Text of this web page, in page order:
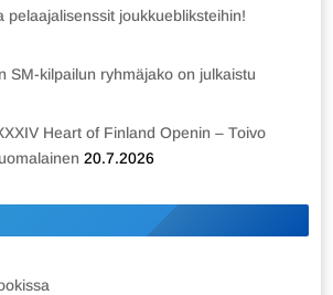
pelaajalisenssit joukkuebliksteihin!
SM-kilpailun ryhmäjako on julkaistu
Heart of Finland Openin – Toivo
20.7.2026